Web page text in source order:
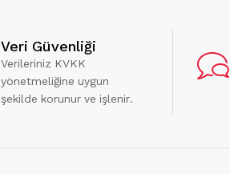
Veri Güvenliği
Verileriniz KVKK
yönetmeliğine uygun
şekilde korunur ve işlenir.